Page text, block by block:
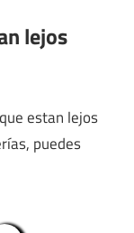
lejos
estan lejos
puedes